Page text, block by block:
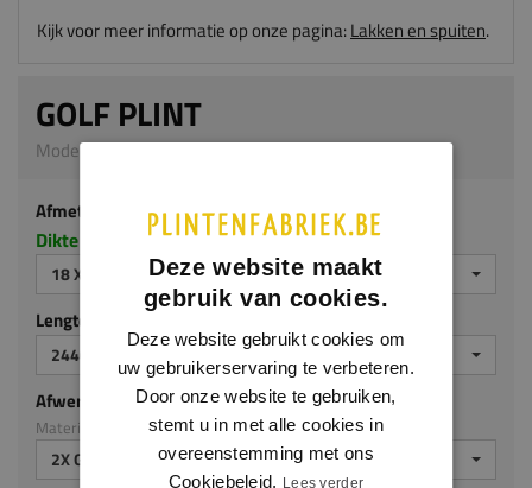
Kijk voor meer informatie op onze pagina:Lakken en spuiten.
GOLF PLINT
Model 0113 | 18 x 140 mm | MDF v313
Afmeting
Dikte x hoogte in millimeters
18 X 140 MM
Lengte (mm)
2440 MM
Afwerking
Materiaal: MDF v313
2X GEGROND
Deze website maakt
gebruik van cookies.
Deze website gebruikt cookies om
uw gebruikerservaring te verbeteren.
Door onze website te gebruiken,
stemt u in met alle cookies in
overeenstemming met ons
Cookiebeleid. Lees verder